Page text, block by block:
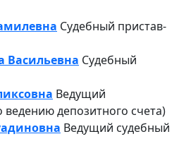
Судебный пристав-
Васильевна Судебный
Ведущий
ведению депозитного счета)
Ведущий судебный